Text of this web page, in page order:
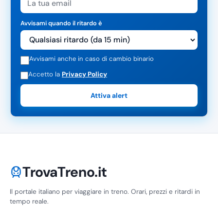
Avvisami quando il ritardo è
Avvisami anche in caso di cambio binario
Accetto la Privacy Policy
Attiva alert
TrovaTreno.it
Il portale italiano per viaggiare in treno. Orari, prezzi e ritardi in
tempo reale.